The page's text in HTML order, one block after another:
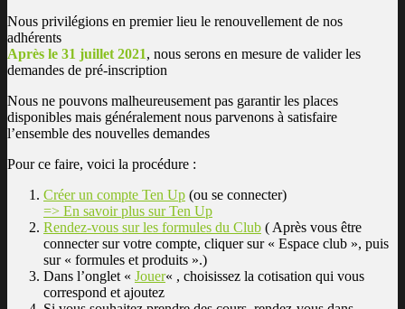
Nous privilégions en premier lieu le renouvellement de nos
adhérents
Après le 31 juillet 2021, nous serons en mesure de valider les
demandes de pré-inscription
Nous ne pouvons malheureusement pas garantir les places
disponibles mais généralement nous parvenons à satisfaire
l’ensemble des nouvelles demandes
Pour ce faire, voici la procédure :
Créer un compte Ten Up (ou se connecter)
=> En savoir plus sur Ten Up
Rendez-vous sur les formules du Club ( Après vous être
connecter sur votre compte, cliquer sur « Espace club », puis
sur « formules et produits ».)
Dans l’onglet « Jouer« , choisissez la cotisation qui vous
correspond et ajoutez